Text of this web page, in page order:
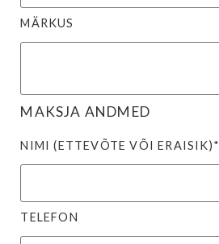
MÄRKUS
MAKSJA ANDMED
NIMI (ETTEVÕTE VÕI ERAISIK)*
TELEFON